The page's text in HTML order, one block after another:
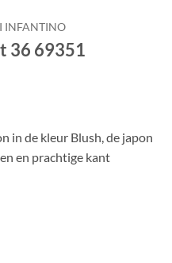
INFANTINO
36 69351
in de kleur Blush, de japon
en prachtige kant